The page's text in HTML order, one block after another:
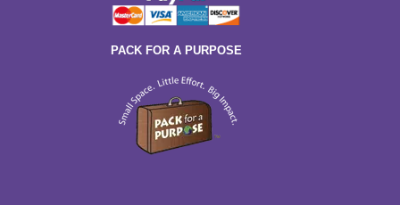
PACK FOR A PURPOSE